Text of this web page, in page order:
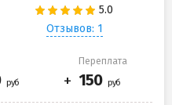
Отзывов: 1
Переплата